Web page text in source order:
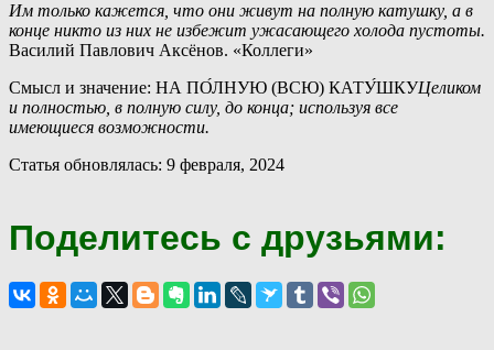
Им только кажется, что они живут на полную катушку, а в
конце никто из них не избежит ужасающего холода пустоты.
Василий Павлович Аксёнов. «Коллеги»
Смысл и значение: НА ПО́ЛНУЮ (ВСЮ) КАТУ́ШКУЦеликом
и полностью, в полную силу, до конца; используя все
имеющиеся возможности.
Статья обновлялась: 9 февраля, 2024
Поделитесь с друзьями: